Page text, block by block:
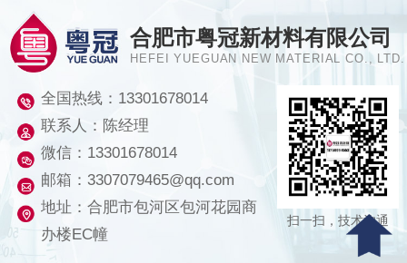
合肥市粤冠新材料有限公司
HEFEI YUEGUAN NEW MATERIAL CO., LTD.
全国热线： 13301678014
联系人：陈经理
微信：13301678014
邮箱：3307079465@qq.com
地址：合肥市包河区包河花园商
办楼EC幢
扫一扫，技术沟通